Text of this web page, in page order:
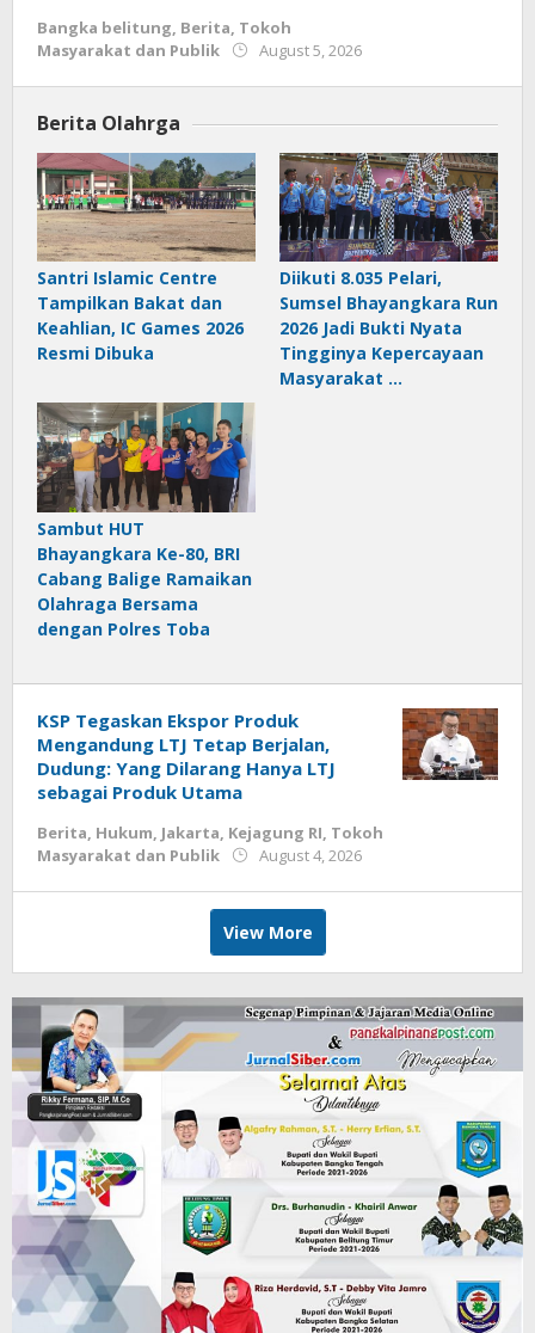
Bangka belitung, Berita, Tokoh
Masyarakat dan Publik
August 5, 2026
Berita Olahrga
Santri Islamic Centre
Tampilkan Bakat dan
Keahlian, IC Games 2026
Resmi Dibuka
Diikuti 8.035 Pelari,
Sumsel Bhayangkara Run
2026 Jadi Bukti Nyata
Tingginya Kepercayaan
Masyarakat …
Sambut HUT
Bhayangkara Ke-80, BRI
Cabang Balige Ramaikan
Olahraga Bersama
dengan Polres Toba
KSP Tegaskan Ekspor Produk
Mengandung LTJ Tetap Berjalan,
Dudung: Yang Dilarang Hanya LTJ
sebagai Produk Utama
Berita, Hukum, Jakarta, Kejagung RI, Tokoh
Masyarakat dan Publik
August 4, 2026
View More